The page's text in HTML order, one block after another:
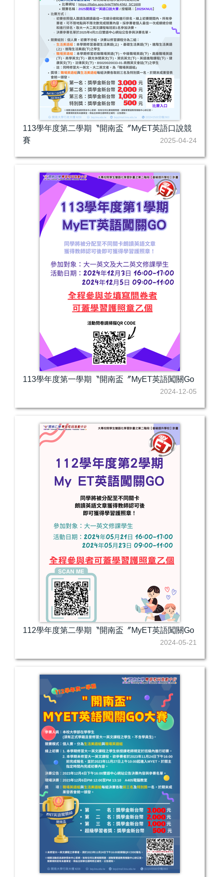
113學年度第二學期〝開南盃〞MyET英語口說競
賽
2025-04-24
113學年度第一學期〝開南盃〞MyET英語闖關Go
2024-12-05
112學年度第二學期〝開南盃〞MyET英語闖關Go
2024-05-21